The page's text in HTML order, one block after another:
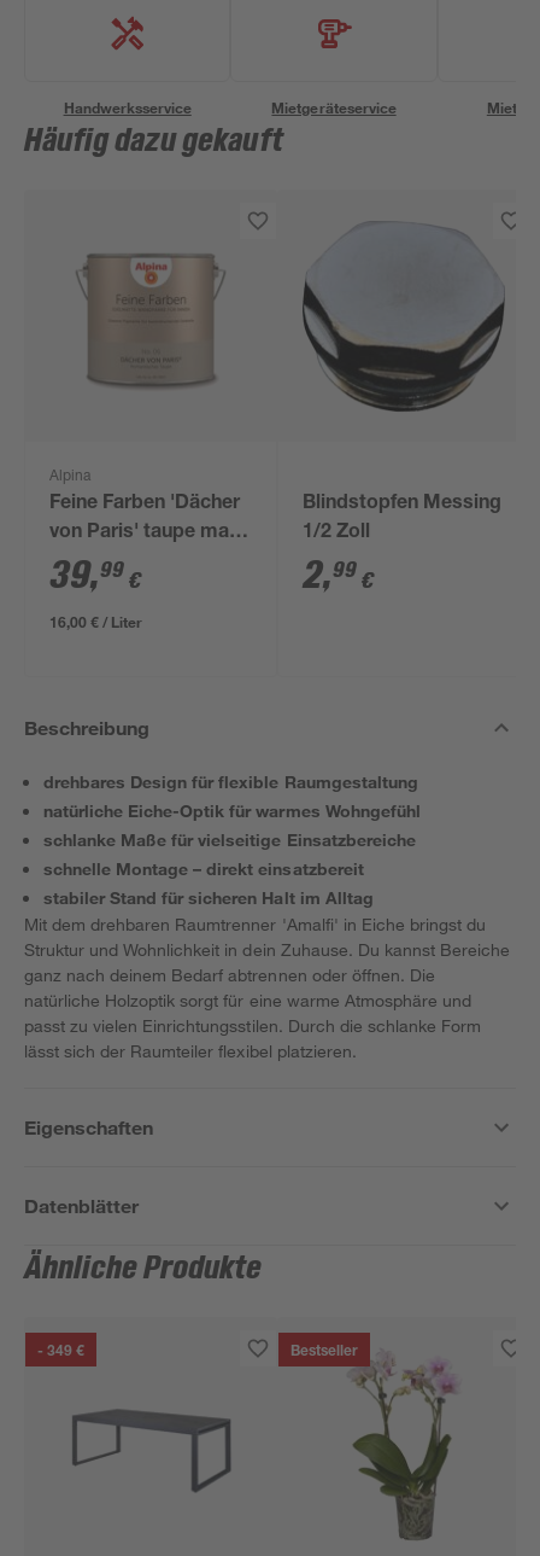
Handwerksservice Mietgeräteservice
Häufig dazu gekauft
Alpina
Feine Farben 'Dächer
von Paris' taupe matt
2,5 l
39,99 €
16,00 € / Liter
Blindstopfen Messing
1/2 Zoll
2,99 €
Beschreibung
drehbares Design für flexible Raumgestaltung
natürliche Eiche-Optik für warmes Wohngefühl
schlanke Maße für vielseitige Einsatzbereiche
schnelle Montage – direkt einsatzbereit
stabiler Stand für sicheren Halt im Alltag
Mit dem drehbaren Raumtrenner 'Amalfi' in Eiche bringst du
Struktur und Wohnlichkeit in dein Zuhause. Du kannst Bereiche
ganz nach deinem Bedarf abtrennen oder öffnen. Die
natürliche Holzoptik sorgt für eine warme Atmosphäre und
passt zu vielen Einrichtungsstilen. Durch die schlanke Form
lässt sich der Raumteiler flexibel platzieren.
Eigenschaften
Datenblätter
Ähnliche Produkte
- 349 € Bestseller